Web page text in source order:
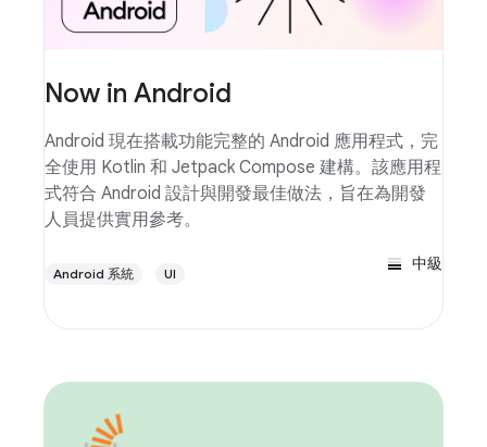
Now in Android
Android 現在搭載功能完整的 Android 應用程式，完
全使用 Kotlin 和 Jetpack Compose 建構。該應用程
式符合 Android 設計與開發最佳做法，旨在為開發
人員提供實用參考。
Android 系統 UI
中級